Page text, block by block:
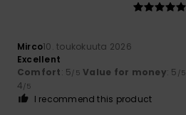
Mirco10. toukokuuta 2026
Excellent
Comfort: 5/5 Value for money: 5 /5
4/5
I recommend this product